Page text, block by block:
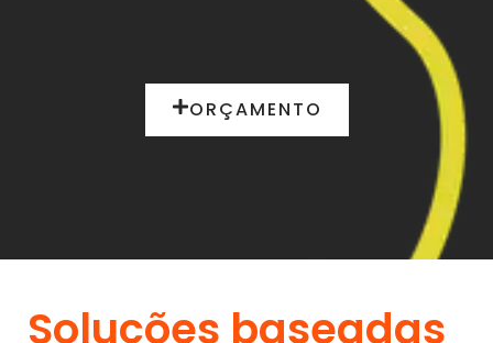
ORÇAMENTO
Soluções baseadas